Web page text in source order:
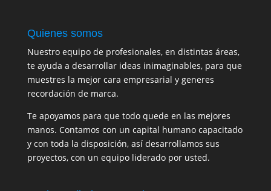
Quienes somos
Nuestro equipo de profesionales, en distintas áreas,
te ayuda a desarrollar ideas inimaginables, para que
muestres la mejor cara empresarial y generes
recordación de marca.
Te apoyamos para que todo quede en las mejores
manos. Contamos con un capital humano capacitado
y con toda la disposición, así desarrollamos sus
proyectos, con un equipo liderado por usted.